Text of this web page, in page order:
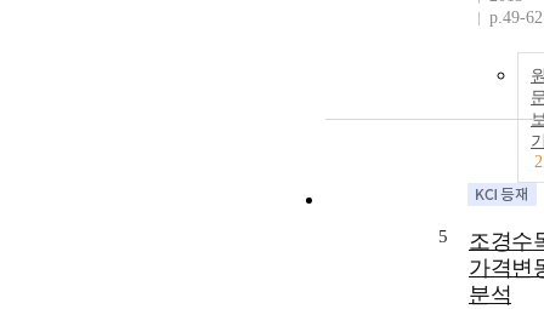
p.49-62
2
5
조경수
가격변
분석